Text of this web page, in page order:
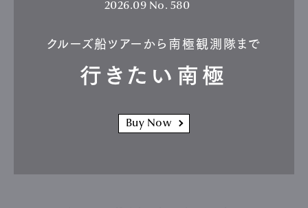
2026.09 No. 580
クルーズ船ツアーから南極観測隊まで
行きたい南極
Buy Now